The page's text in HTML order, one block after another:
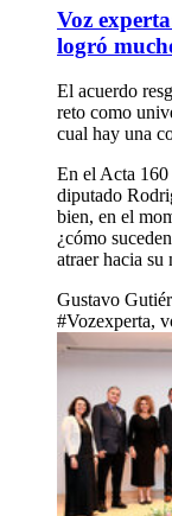
Voz
logró
El acuerdo
reto como
cual hay una
En el Acta
diputado
bien, en el
¿cómo
atraer hacia
Gustavo
#Vozexperta,